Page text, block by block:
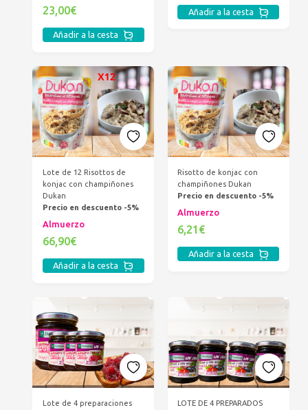
23,00€
Añadir a la cesta
Añadir a la cesta
Lote de 12 Risottos de
konjac con champiñones
Dukan
Precio en descuento -5%
Almuerzo
66,90€
Añadir a la cesta
Risotto de konjac con
champiñones Dukan
Precio en descuento -5%
Almuerzo
6,21€
Añadir a la cesta
Lote de 4 preparaciones
LOTE DE 4 PREPARADOS